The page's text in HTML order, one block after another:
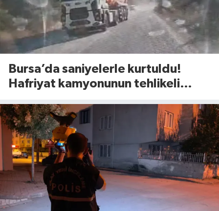
Bursa’da saniyelerle kurtuldu!
Hafriyat kamyonunun tehlikeli